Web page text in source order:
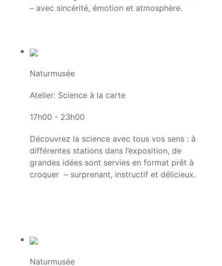
– avec sincérité, émotion et atmosphère.
Naturmusée
Atelier: Science à la carte
17h00 - 23h00
Découvrez la science avec tous vos sens : à
différentes stations dans l’exposition, de
grandes idées sont servies en format prêt à
croquer – surprenant, instructif et délicieux.
Naturmusée